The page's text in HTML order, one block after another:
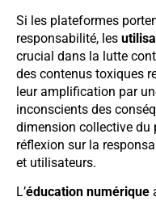
Si les plateformes
responsabilité, les
crucial dans la lutte
des contenus toxiques
leur amplification par
inconscients des
dimension collective du
réflexion sur la
et utilisateurs.
L’éducation numérique